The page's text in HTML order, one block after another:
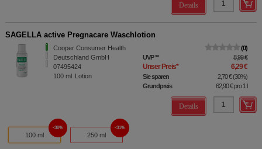
Details
SAGELLA active Pregnacare Waschlotion
Cooper Consumer Health
Deutschland GmbH
07495424
100 ml Lotion
0
UVP** 8,99 €
Unser Preis* 6,29 €
Sie sparen 2,70 €(30%)
Grundpreis
62,90 €pro 1 l
Details
100 ml
30%
250 ml
31%